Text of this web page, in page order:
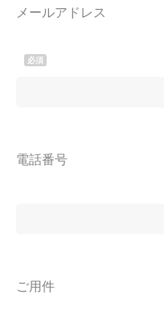
メールアドレス
電話番号
ご用件